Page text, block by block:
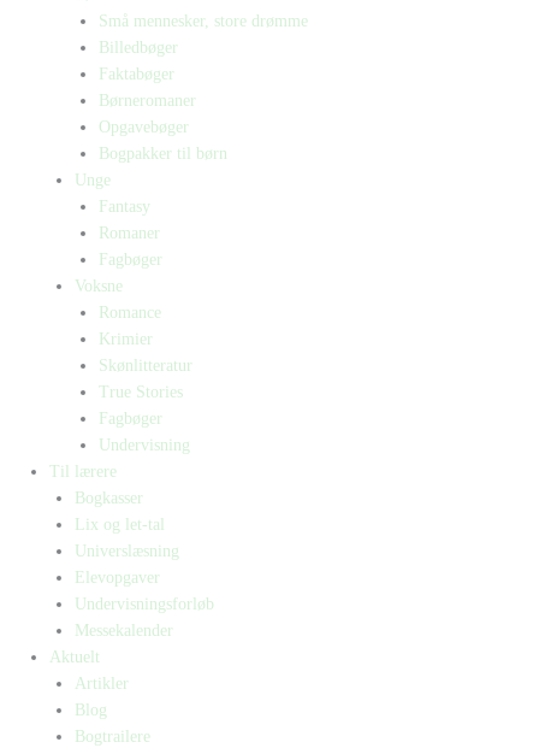
Små mennesker, store drømme
Billedbøger
Faktabøger
Børneromaner
Opgavebøger
Bogpakker til børn
Unge
Fantasy
Romaner
Fagbøger
Voksne
Romance
Krimier
Skønlitteratur
True Stories
Fagbøger
Undervisning
Til lærere
Bogkasser
Lix og let-tal
Universlæsning
Elevopgaver
Undervisningsforløb
Messekalender
Aktuelt
Artikler
Blog
Bogtrailere